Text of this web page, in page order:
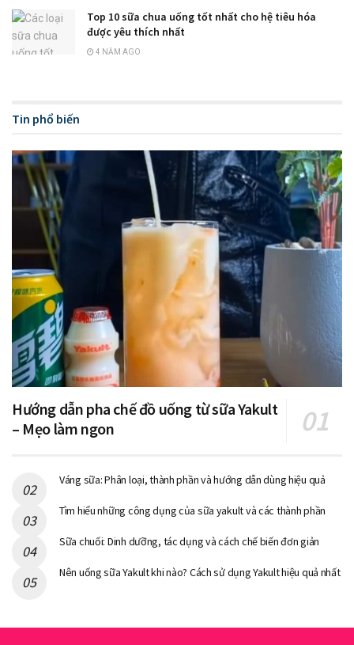
Top 10 sữa chua uống tốt nhất cho hệ tiêu hóa
được yêu thích nhất
4 NĂM AGO
Tin phổ biến
Hướng dẫn pha chế đồ uống từ sữa Yakult
– Mẹo làm ngon
Váng sữa: Phân loại, thành phần và hướng dẫn dùng hiệu quả
Tìm hiểu những công dụng của sữa yakult và các thành phần
Sữa chuối: Dinh dưỡng, tác dụng và cách chế biến đơn giản
Nên uống sữa Yakult khi nào? Cách sử dụng Yakult hiệu quả nhất